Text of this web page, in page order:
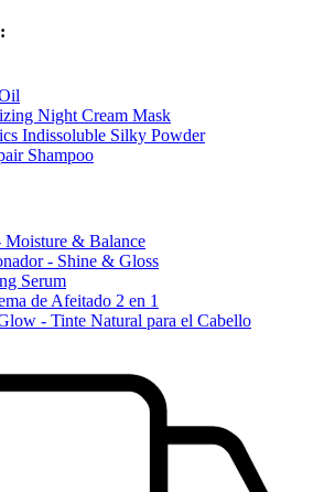
Night Cream Mask
Indissoluble Silky Powder
Shampoo
& Balance
- Shine & Gloss
Serum
de Afeitado 2 en 1
- Tinte Natural para el Cabello